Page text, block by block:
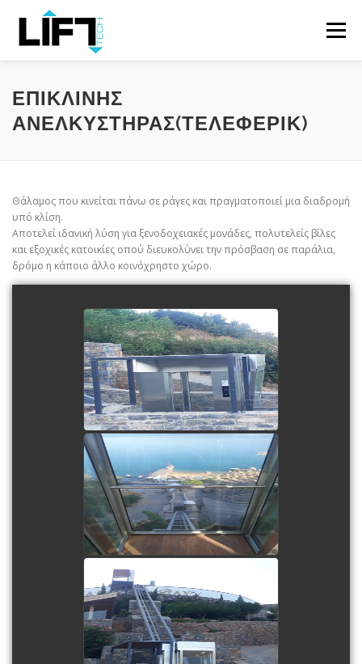
content
Menu
ΑΡΧΙΚΗ Η ΕΤΑΙΡΕΙΑ
ΕΠΙΚΛΙΝΗΣ
ΑΝΕΛΚΥΣΤΗΡΑΣ(ΤΕΛΕΦΕΡΙΚ)
Θάλαμος που κινείται πάνω σε ράγες και πραγματοποιεί μια διαδρομή
υπό κλίση.
Αποτελεί ιδανική λύση για ξενοδοχειακές μονάδες, πολυτελείς βίλες
και εξοχικές κατοικίες οπού διευκολύνει την πρόσβαση σε παράλια,
δρόμο η κάποιο άλλο κοινόχρηστο χώρο.
view picture